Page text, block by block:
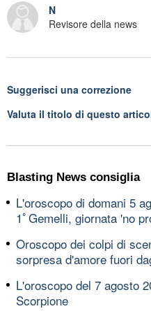
N
Revisore della news
Suggerisci una correzione
Valuta il titolo di questo
Blasting News consiglia
L'oroscopo di domani 5
1ﾟGemelli, giornata 'no
Oroscopo dei colpi di
sorpresa d'amore fuori
L'oroscopo del 7 agosto
Scorpione